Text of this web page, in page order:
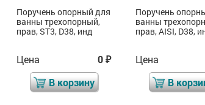
Поручень опорный для
ванны трехопорный,
прав, ST3, D38, инд
Цена 0 ₽
В корзину
Поручень
ванны
прав, AISI, D38,
Цена
В